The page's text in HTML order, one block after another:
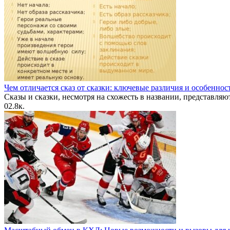
Чем отличается сказ от сказки: ключевые различия и
Сказы и сказки, несмотря на схожесть в названии,
02.8к.